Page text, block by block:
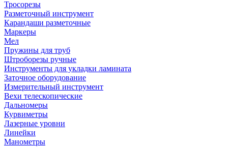
Тросорезы
Разметочный инструмент
Карандаши разметочные
Маркеры
Мел
Пружины для труб
Штроборезы ручные
Инструменты для укладки ламината
Заточное оборудование
Измерительный инструмент
Вехи телескопические
Дальномеры
Курвиметры
Лазерные уровни
Линейки
Манометры